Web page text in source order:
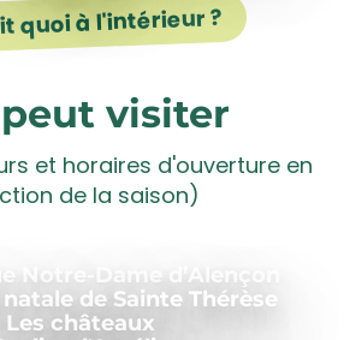
quoi à l'intérieur ?
visiter
et horaires d'ouverture en
de la saison)
Notre-Dame d’Alençon
natale de Sainte Thérèse
Les châteaux